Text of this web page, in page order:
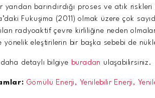
yandan barındırdığı proses ve atık
Fukuşima (2011) olmak üzere çok
radyoaktif çevre kirliliğine neden
yönelik eleştirilerin bir başka sebebi de
detaylı bilgiye buradan ulaşabilirsiniz.
Gömülü Enerji, Yenilebilir Enerji,